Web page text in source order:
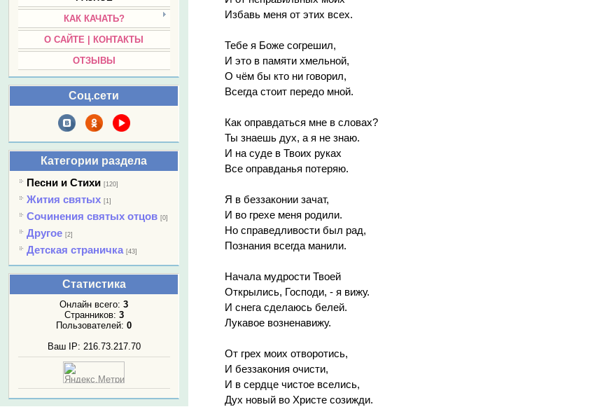
КАК КАЧАТЬ?
О САЙТЕ | КОНТАКТЫ
ОТЗЫВЫ
Соц.сети
Категории раздела
Песни и Стихи [120]
Жития святых [1]
Сочинения святых отцов [0]
Другое [2]
Детская страничка [43]
Статистика
Онлайн всего:3
Странников: 3
Пользователей:0
Ваш IP: 216.73.217.70
Избавь меня от этих всех.
Тебе я Боже согрешил,
И это в памяти хмельной,
О чём бы кто ни говорил,
Всегда стоит передо мной.
Как оправдаться мне в словах?
Ты знаешь дух, а я не знаю.
И на суде в Твоих руках
Все оправданья потеряю.
Я в беззаконии зачат,
И во грехе меня родили.
Но справедливости был рад,
Познания всегда манили.
Начала мудрости Твоей
Открылись, Господи, - я вижу.
И снега сделаюсь белей.
Лукавое возненавижу.
От грех моих отворотись,
И беззакония очисти,
И в сердце чистое вселись,
Дух новый во Христе созижди.